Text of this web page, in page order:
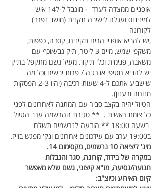
אופניים ממצדה לערד  - מוגבל ל-ל14 איש
למיניבוס ועגלה לישיבה תקנית (מושב נפרד)
לקורונה
,יש להביא אופניי הרים תקינים, קסדה, כפפות,
משקפי שמש, מיים 3 ליטר, תיק גב/אוכף עם
משאבה, פנימית וכלי תיקון. מעיל גשם מתקפל בתיק
יש להביא חטיפי אנרגיה / פרות יבשים וכל מה
שישביע אתכם ל-4 שעות רכיבה (יהיו 2-3 הפסקות
מנוחה ורענון).
הטיול יהיה בקצב סביר עם המתנה לאחרונים לפני
כל צומת ראשית .  ** סגירת ההרשמה ערב הטיול
בשעה 18:00 ** הודעה לנרשמים תשלח
ב19:00 ערב עם עידכונים אחרונים ונק' מפגש בוייז.
מינ' ליציאה 10 נרשמים, מקסימום 14.
במקרה של בידוד, קורונה, סגר והגבלות
תנועה/נסיעה, מז"א קיצוני, גשם שלא מאפשר
קיום האירוע וכיוצ"ב: